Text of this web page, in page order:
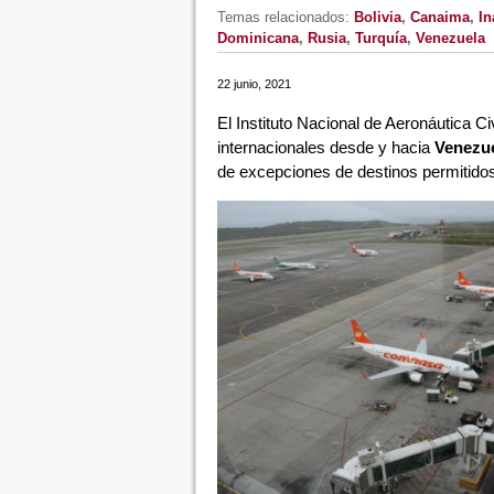
Temas relacionados: Bolivia, Canaima,
Dominicana, Rusia, Turquía, Venezuela
22 junio, 2021
El Instituto Nacional de Aeronáutica
internacionales desde y hacia
de excepciones de destinos